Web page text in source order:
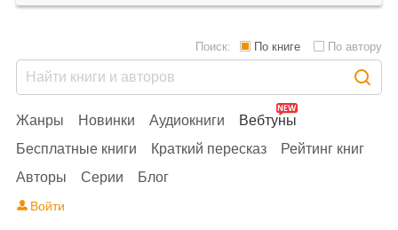
Жанры Новинки Аудиокниги
Вебтуны
Бесплатные книги
Краткий пересказ
Рейтинг книг
Авторы
Серии Блог
Поиск: По книге По автору
Войти